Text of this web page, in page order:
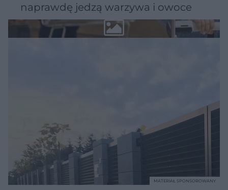
naprawdę jedzą warzywa i owoce
MATERIAŁ SPONSOROWANY